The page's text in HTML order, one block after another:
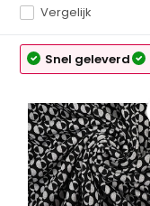
Vergelijk
Snel geleverd